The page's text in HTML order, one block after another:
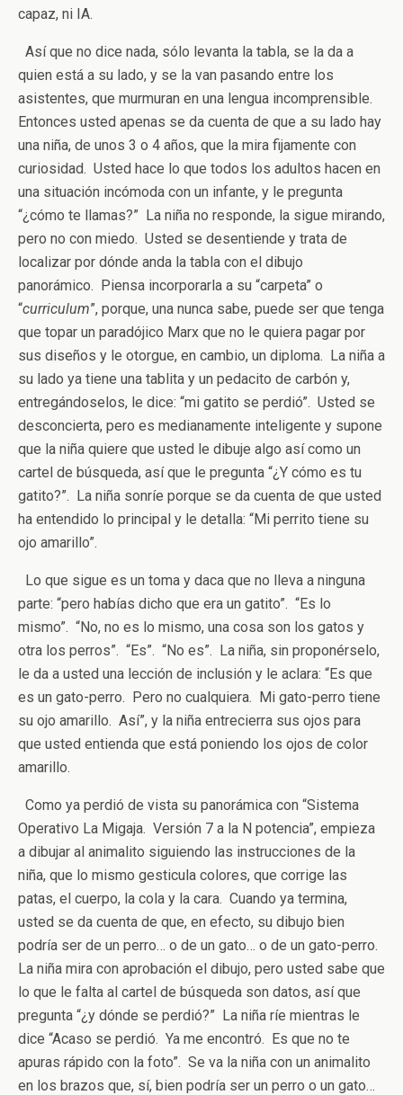
capaz, ni IA.
Así que no dice nada, sólo levanta la tabla, se la da a
quien está a su lado, y se la van pasando entre los
asistentes, que murmuran en una lengua incomprensible.
Entonces usted apenas se da cuenta de que a su lado hay
una niña, de unos 3 o 4 años, que la mira fijamente con
curiosidad. Usted hace lo que todos los adultos hacen en
una situación incómoda con un infante, y le pregunta
“¿cómo te llamas?” La niña no responde, la sigue mirando,
pero no con miedo. Usted se desentiende y trata de
localizar por dónde anda la tabla con el dibujo
panorámico. Piensa incorporarla a su “carpeta” o
“curriculum”, porque, una nunca sabe, puede ser que tenga
que topar un paradójico Marx que no le quiera pagar por
sus diseños y le otorgue, en cambio, un diploma. La niña a
su lado ya tiene una tablita y un pedacito de carbón y,
entregándoselos, le dice: “mi gatito se perdió”. Usted se
desconcierta, pero es medianamente inteligente y supone
que la niña quiere que usted le dibuje algo así como un
cartel de búsqueda, así que le pregunta “¿Y cómo es tu
gatito?”. La niña sonríe porque se da cuenta de que usted
ha entendido lo principal y le detalla: “Mi perrito tiene su
ojo amarillo”.
Lo que sigue es un toma y daca que no lleva a ninguna
parte: “pero habías dicho que era un gatito”. “Es lo
mismo”. “No, no es lo mismo, una cosa son los gatos y
otra los perros”. “Es”. “No es”. La niña, sin proponérselo,
le da a usted una lección de inclusión y le aclara: “Es que
es un gato-perro. Pero no cualquiera. Mi gato-perro tiene
su ojo amarillo. Así”, y la niña entrecierra sus ojos para
que usted entienda que está poniendo los ojos de color
amarillo.
Como ya perdió de vista su panorámica con “Sistema
Operativo La Migaja. Versión 7 a la N potencia”, empieza
a dibujar al animalito siguiendo las instrucciones de la
niña, que lo mismo gesticula colores, que corrige las
patas, el cuerpo, la cola y la cara. Cuando ya termina,
usted se da cuenta de que, en efecto, su dibujo bien
podría ser de un perro… o de un gato… o de un gato-perro.
La niña mira con aprobación el dibujo, pero usted sabe que
lo que le falta al cartel de búsqueda son datos, así que
pregunta “¿y dónde se perdió?” La niña ríe mientras le
dice “Acaso se perdió. Ya me encontró. Es que no te
apuras rápido con la foto”. Se va la niña con un animalito
en los brazos que, sí, bien podría ser un perro o un gato…